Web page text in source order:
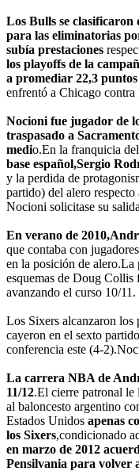
Los Bulls se clasificaron
para las eliminatorias
subía prestaciones
los playoffs de la
a promediar 22,3
enfrentó a Chicago
Nocioni fue jugador de
traspasado a
medio.En la franquicia
base español,Sergio
y la perdida de
partido) del alero
Nocioni solicitase su
En verano de
que contaba con
en la posición de
esquemas de Doug Collis
avanzando el curso 10/11.
Los Sixers alcanzaron
cayeron en el sexto
conferencia este (4-
La carrera NBA de
11/12.El cierre patronal le
al baloncesto argentino
Estados Unidos apenas
los Sixers,condicionado
en marzo de 2012
Pensilvania para volver